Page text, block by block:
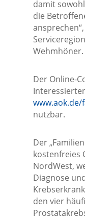
damit
die
Wehmhöner.
Der Online-
nutzbar.
Der
kostenfreies
NordWest,
Diagnose
den vier